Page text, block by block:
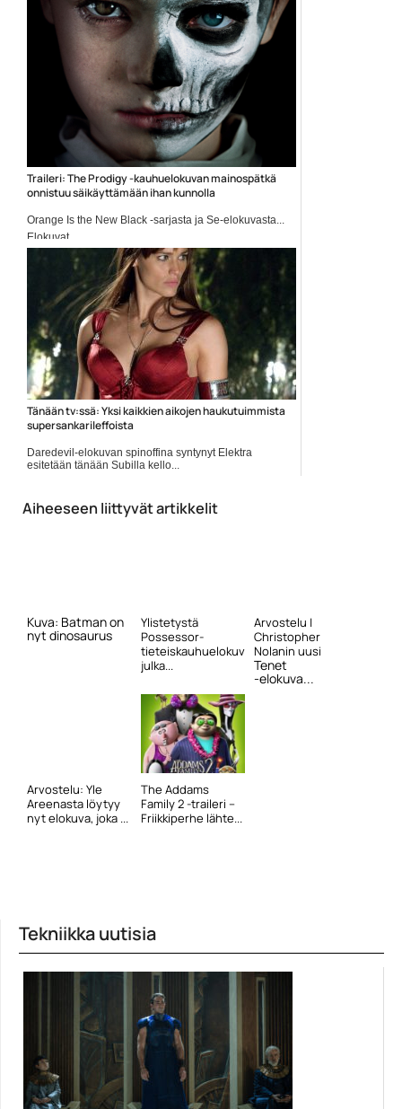
Traileri: The Prodigy -kauhuelokuvan mainospätkä
onnistuu säikäyttämään ihan kunnolla
Orange Is the New Black -sarjasta ja Se-elokuvasta...
Elokuvat
Tänään tv:ssä: Yksi kaikkien aikojen haukutuimmista
supersankarileffoista
Daredevil-elokuvan spinoffina syntynyt Elektra
esitetään tänään Subilla kello...
Aiheeseen liittyvät artikkelit
Kuva: Batman on
nyt dinosaurus
Ylistetystä
Possessor-
tieteiskauhuelokuvasta
julka...
Arvostelu |
Christopher
Nolanin uusi
Tenet
-elokuva...
Arvostelu: Yle
Areenasta löytyy
nyt elokuva, joka ...
The Addams
Family 2 -traileri –
Friikkiperhe lähte...
Tekniikka uutisia